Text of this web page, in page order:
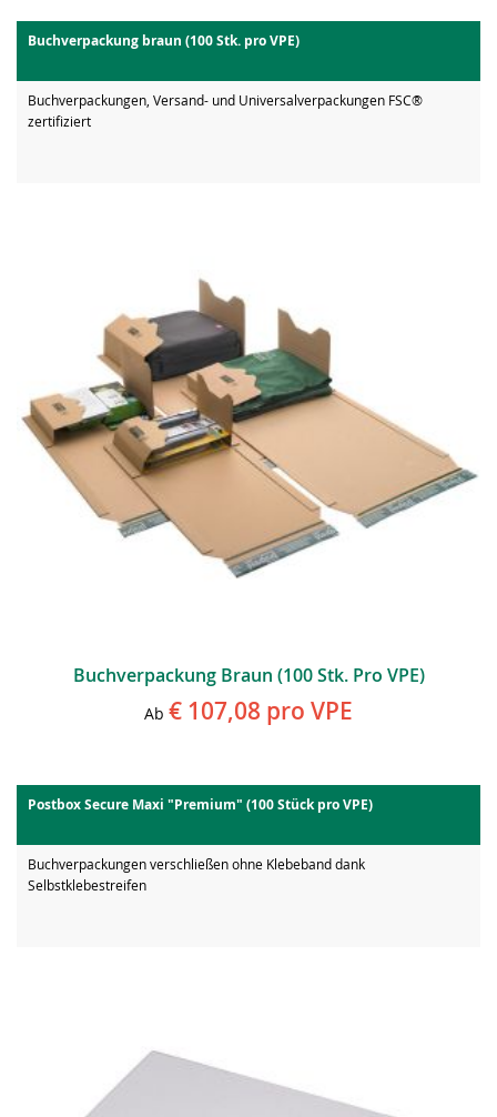
Buchverpackung braun (100 Stk. pro VPE)
Buchverpackungen, Versand- und Universalverpackungen FSC®
zertifiziert
Buchverpackung Braun (100 Stk. Pro VPE)
Ab € 107,08 pro VPE
Postbox Secure Maxi "Premium" (100 Stück pro VPE)
Buchverpackungen verschließen ohne Klebeband dank
Selbstklebestreifen